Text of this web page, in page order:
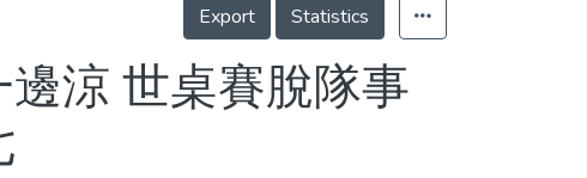
Export Statistics
涼 世桌賽脫隊事